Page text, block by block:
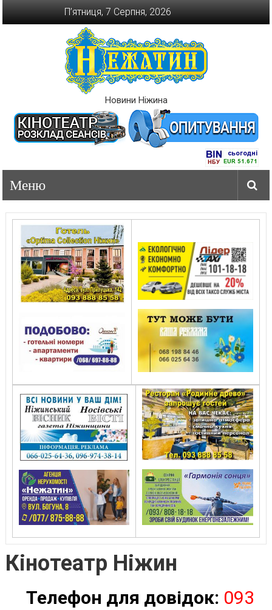
П’ятниця, 7 Серпня, 2026
Новини Ніжина
Кінотеатр Ніжин
Телефон для довідок: 093